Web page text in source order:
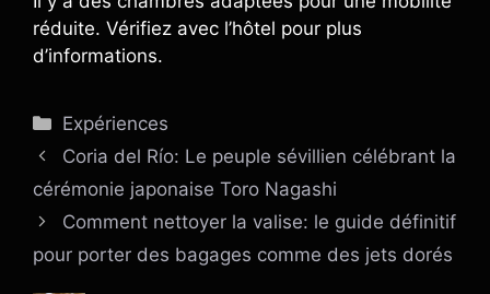
réduite. Vérifiez avec l’hôtel pour plus
d’informations.
Catégories
Expériences
Coria del Río: Le peuple sévillien célébrant la
cérémonie japonaise Toro Nagashi
Comment nettoyer la valise: le guide définitif
pour porter des bagages comme des jets dorés